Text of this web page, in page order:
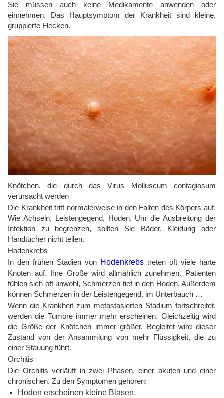
Sie müssen auch keine Medikamente anwenden oder
einnehmen. Das Hauptsymptom der Krankheit sind kleine,
gruppierte Flecken.
Knötchen, die durch das Virus Molluscum contagiosum
verursacht werden
Die Krankheit tritt normalerweise in den Falten des Körpers auf.
Wie Achseln, Leistengegend, Hoden. Um die Ausbreitung der
Infektion zu begrenzen, sollten Sie Bäder, Kleidung oder
Handtücher nicht teilen.
Hodenkrebs
In den frühen Stadien von Hodenkrebs treten oft viele harte
Knoten auf. Ihre Größe wird allmählich zunehmen. Patienten
fühlen sich oft unwohl, Schmerzen tief in den Hoden. Außerdem
können Schmerzen in der Leistengegend, im Unterbauch …
Wenn die Krankheit zum metastasierten Stadium fortschreitet,
werden die Tumore immer mehr erscheinen. Gleichzeitig wird
die Größe der Knötchen immer größer. Begleitet wird dieser
Zustand von der Ansammlung von mehr Flüssigkeit, die zu
einer Stauung führt.
Orchitis
Die Orchitis verläuft in zwei Phasen, einer akuten und einer
chronischen. Zu den Symptomen gehören:
Hoden erscheinen kleine Blasen.